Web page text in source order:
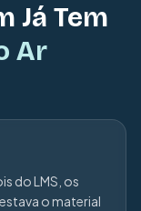
Já Tem
Ar
do LMS, os
o material